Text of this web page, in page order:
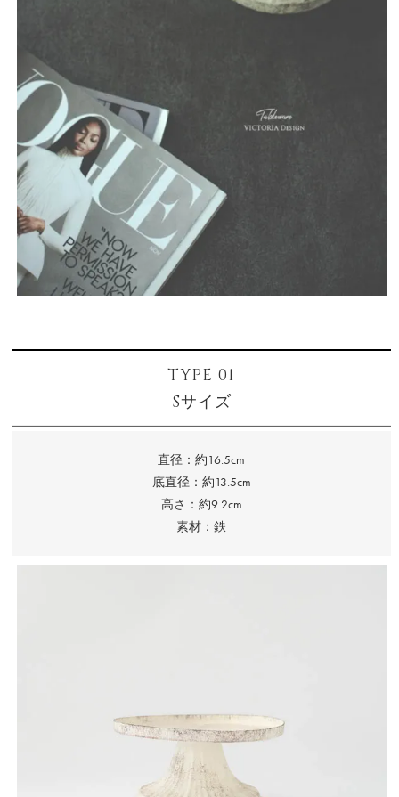
TYPE 01
Sサイズ
直径：約16.5cm
底直径：約13.5cm
高さ：約9.2cm
素材：鉄